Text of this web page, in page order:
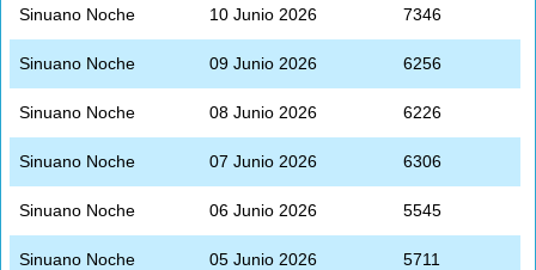
Sinuano Noche 10 Junio 2026 7346
Sinuano Noche 09 Junio 2026 6256
Sinuano Noche 08 Junio 2026 6226
Sinuano Noche 07 Junio 2026 6306
Sinuano Noche 06 Junio 2026 5545
Sinuano Noche 05 Junio 2026 5711